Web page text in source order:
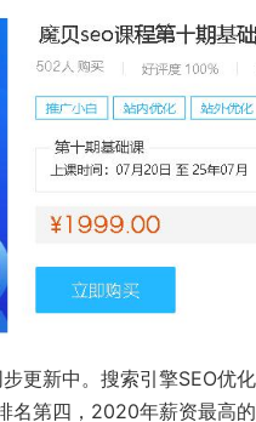
更新中。搜索引擎SEO优
名第四，2020年薪资最高